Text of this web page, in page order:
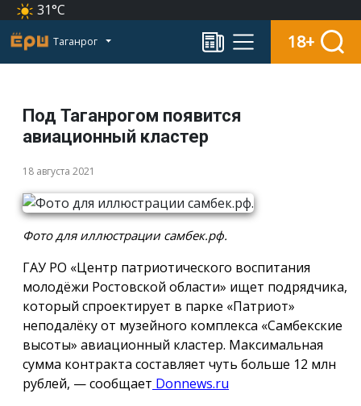
31°C
Таганрог 18+
Под Таганрогом появится
авиационный кластер
18 августа 2021
Фото для иллюстрации самбек.рф.
ГАУ РО «Центр патриотического воспитания
молодёжи Ростовской области» ищет подрядчика,
который спроектирует в парке «Патриот»
неподалёку от музейного комплекса «Самбекские
высоты» авиационный кластер. Максимальная
сумма контракта составляет чуть больше 12 млн
рублей, — сообщает Donnews.ru